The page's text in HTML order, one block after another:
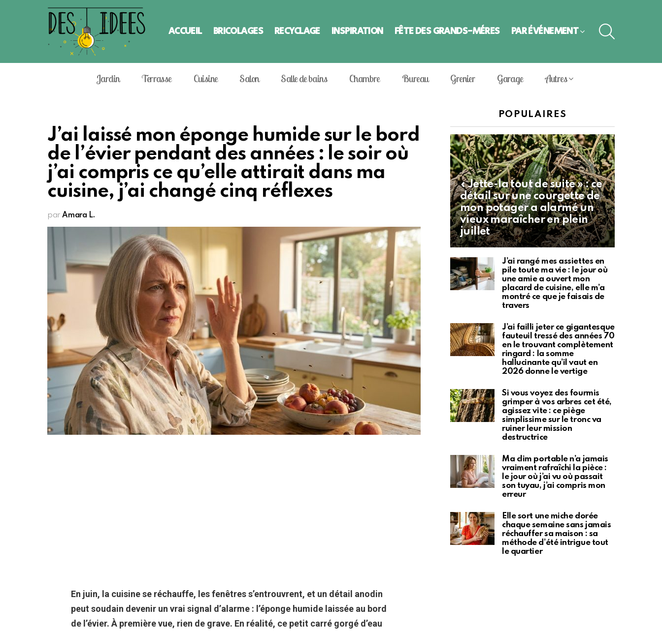
ACCUEIL BRICOLAGES RECYCLAGE INSPIRATION FÊTE DES GRANDS-MÈRES PAR ÉVÈNEMENT
Jardin Terrasse Cuisine Salon Salle de bains Chambre Bureau Grenier Garage Autres
J’ai laissé mon éponge humide sur le bord
de l’évier pendant des années : le soir où
j’ai compris ce qu’elle attirait dans ma
cuisine, j’ai changé cinq réflexes
par Amara L.
En juin, la cuisine se réchauffe, les fenêtres s’entrouvrent, et un détail anodin
peut soudain devenir un vrai signal d’alarme : l’éponge humide laissée au bord
de l’évier. À première vue, rien de grave. En réalité, ce petit carré gorgé d’eau
POPULAIRES
« Jette-la tout de suite » : ce
détail sur une courgette de
mon potager a alarmé un
vieux maraîcher en plein
juillet
J’ai rangé mes assiettes en
pile toute ma vie : le jour où
une amie a ouvert mon
placard de cuisine, elle m’a
montré ce que je faisais de
travers
J’ai failli jeter ce gigantesque
fauteuil tressé des années 70
en le trouvant complètement
ringard : la somme
hallucinante qu’il vaut en
2026 donne le vertige
Si vous voyez des fourmis
grimper à vos arbres cet été,
agissez vite : ce piège
simplissime sur le tronc va
ruiner leur mission
destructrice
Ma clim portable n’a jamais
vraiment rafraîchi la pièce :
le jour où j’ai vu où passait
son tuyau, j’ai compris mon
erreur
Elle sort une miche dorée
chaque semaine sans jamais
réchauffer sa maison : sa
méthode d’été intrigue tout
le quartier